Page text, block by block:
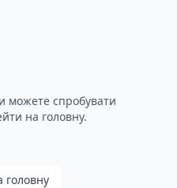
можете спробувати
на головну.
головну